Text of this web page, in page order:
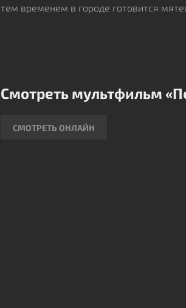
тем временем в городе готовится
Смотреть мультфильм
СМОТРЕТЬ ОНЛАЙН